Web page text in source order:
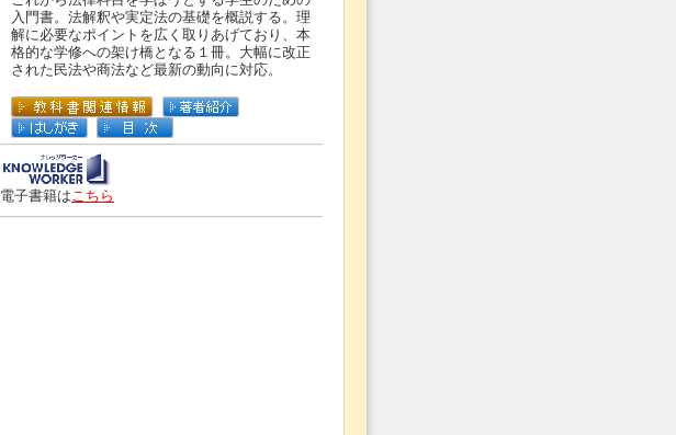
入門書。法解釈や実定法の基礎を概説する。理
解に必要なポイントを広く取りあげており、本
格的な学修への架け橋となる１冊。大幅に改正
された民法や商法など最新の動向に対応。
電子書籍はこちら